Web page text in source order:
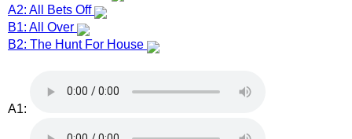
A2: All Bets Off
B1: All Over
B2: The Hunt For House
A1: